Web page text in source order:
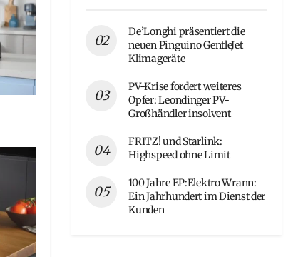
De’Longhi präsentiert die
neuen Pinguino GentleJet
Klimageräte
PV-Krise fordert weiteres
Opfer: Leondinger PV-
Großhändler insolvent
FRITZ! und Starlink:
Highspeed ohne Limit
100 Jahre EP:Elektro Wrann:
Ein Jahrhundert im Dienst der
Kunden